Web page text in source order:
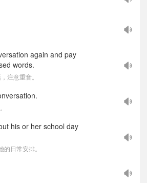
again and pay
words.
注意重音。
his or her school day
日常安排。